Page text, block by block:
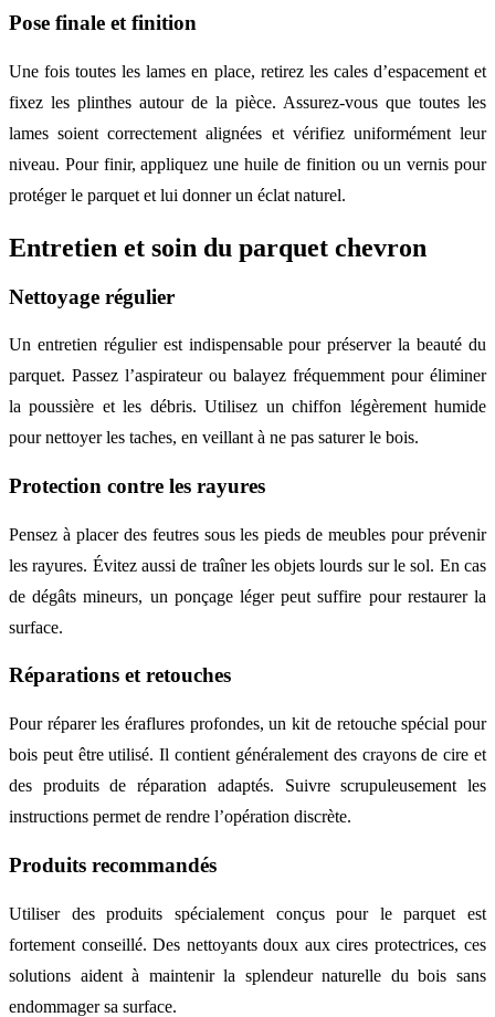
Pose finale et finition
Une fois toutes les lames en place, retirez les cales d’espacement et
fixez les plinthes autour de la pièce. Assurez-vous que toutes les
lames soient correctement alignées et vérifiez uniformément leur
niveau. Pour finir, appliquez une huile de finition ou un vernis pour
protéger le parquet et lui donner un éclat naturel.
Entretien et soin du parquet chevron
Nettoyage régulier
Un entretien régulier est indispensable pour préserver la beauté du
parquet. Passez l’aspirateur ou balayez fréquemment pour éliminer
la poussière et les débris. Utilisez un chiffon légèrement humide
pour nettoyer les taches, en veillant à ne pas saturer le bois.
Protection contre les rayures
Pensez à placer des feutres sous les pieds de meubles pour prévenir
les rayures. Évitez aussi de traîner les objets lourds sur le sol. En cas
de dégâts mineurs, un ponçage léger peut suffire pour restaurer la
surface.
Réparations et retouches
Pour réparer les éraflures profondes, un kit de retouche spécial pour
bois peut être utilisé. Il contient généralement des crayons de cire et
des produits de réparation adaptés. Suivre scrupuleusement les
instructions permet de rendre l’opération discrète.
Produits recommandés
Utiliser des produits spécialement conçus pour le parquet est
fortement conseillé. Des nettoyants doux aux cires protectrices, ces
solutions aident à maintenir la splendeur naturelle du bois sans
endommager sa surface.